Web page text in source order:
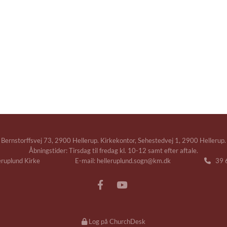
Bernstorffsvej 73, 2900 Hellerup. Kirkekontor, Sehestedvej 1, 2900 Hellerup.
Åbningstider: Tirsdag til fredag kl. 10-12 samt efter aftale.
Kirke E-mail: helleruplund.sogn@km.dk 39
Log på ChurchDesk